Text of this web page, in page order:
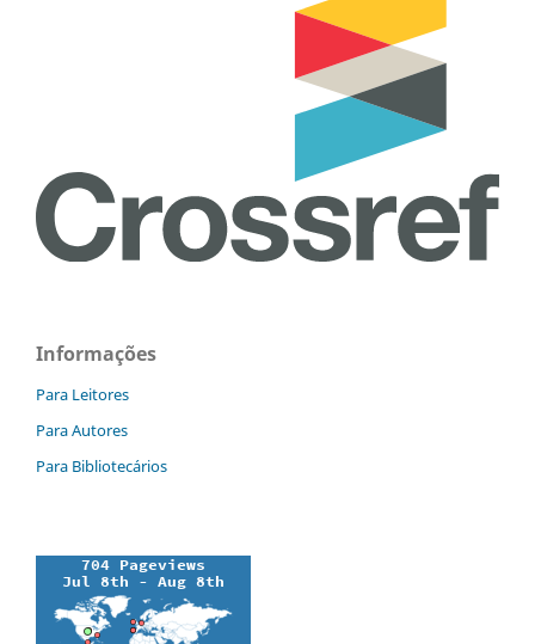
Informações
Para Leitores
Para Autores
Para Bibliotecários